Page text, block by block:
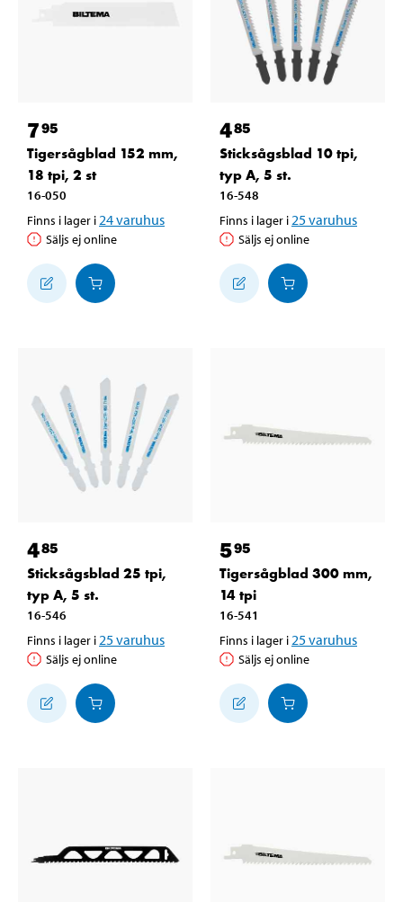
795
Tigersågblad 152 mm,
18 tpi, 2 st
16-050
Finns i lager i 24varuhus
Säljs ej online
485
Sticksågsblad 10 tpi,
typ A, 5 st.
16-548
Finns i lager i 25varuhus
Säljs ej online
485
Sticksågsblad 25 tpi,
typ A, 5 st.
16-546
Finns i lager i 25varuhus
Säljs ej online
595
Tigersågblad 300 mm,
14 tpi
16-541
Finns i lager i 25varuhus
Säljs ej online